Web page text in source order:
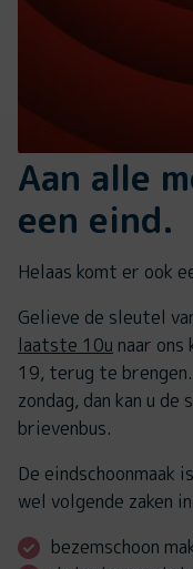
Aan alle
een eind.
Helaas komt er ook
Gelieve de sleutel
laatste 10u naar ons
19, terug te
zondag, dan kan u
brievenbus.
De eindschoonmaak
wel volgende zaken
bezemschoon